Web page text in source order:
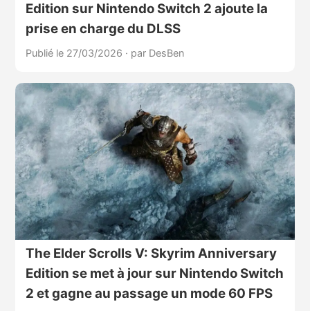
Edition sur Nintendo Switch 2 ajoute la
prise en charge du DLSS
Publié le 27/03/2026 · par DesBen
The Elder Scrolls V: Skyrim Anniversary
Edition se met à jour sur Nintendo Switch
2 et gagne au passage un mode 60 FPS